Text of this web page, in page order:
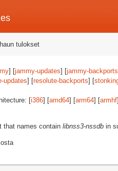
tulokset
] [jammy-updates] [jammy-backports
updates] [resolute-backports] [
[i386] [amd64] [arm64] [armhf
that names contain libnss3-nssdb in